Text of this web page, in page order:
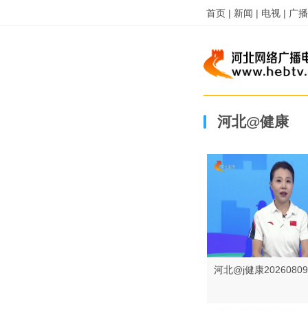
首页 | 新闻 | 电视 | 广
河北@健康
河北@j健康20260809